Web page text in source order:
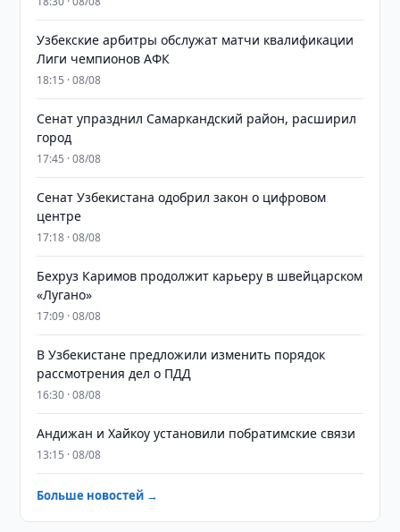
Узбекские арбитры обслужат матчи квалификации
Лиги чемпионов АФК
18:15 · 08/08
Сенат упразднил Самаркандский район, расширил
город
17:45 · 08/08
Сенат Узбекистана одобрил закон о цифровом
центре
17:18 · 08/08
Бехруз Каримов продолжит карьеру в швейцарском
«Лугано»
17:09 · 08/08
В Узбекистане предложили изменить порядок
рассмотрения дел о ПДД
16:30 · 08/08
Андижан и Хайкоу установили побратимские связи
13:15 · 08/08
Больше новостей →